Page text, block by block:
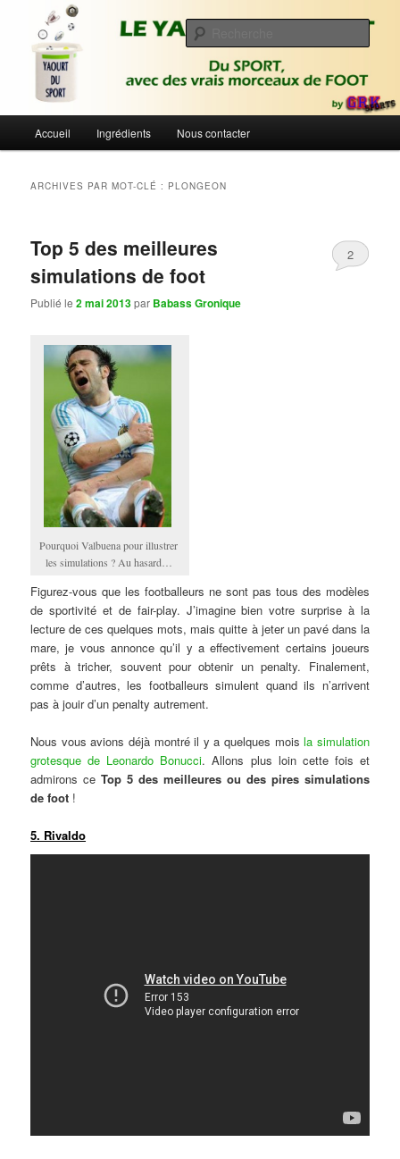
contenu
contenu
secondaireLe Yaourt du Sport
Du sport avec des vrais morceaux de foot | Gronique's Sports Blog
principal
Accueil Ingrédients Nous contacter
ARCHIVES PAR MOT-CLÉ : PLONGEON
Top 5 des meilleures
simulations de foot
Publié le2 mai 2013par Babass Gronique
2
Pourquoi Valbuena pour illustrer
les simulations ? Au hasard…
Figurez-vous que les footballeurs ne sont pas tous des modèles
de sportivité et de fair-play. J’imagine bien votre surprise à la
lecture de ces quelques mots, mais quitte à jeter un pavé dans la
mare, je vous annonce qu’il y a effectivement certains joueurs
prêts à tricher, souvent pour obtenir un penalty. Finalement,
comme d’autres, les footballeurs simulent quand ils n’arrivent
pas à jouir d’un penalty autrement.
Nous vous avions déjà montré il y a quelques moisla simulation
grotesque de Leonardo Bonucci. Allons plus loin cette fois et
admirons ceTop 5 des meilleures ou des pires simulations
de foot !
5. Rivaldo